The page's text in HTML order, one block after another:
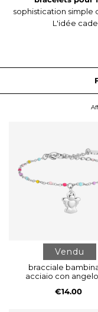
sophistication simple
L'idée
Vendu
bracciale
acciaio con
€14.00